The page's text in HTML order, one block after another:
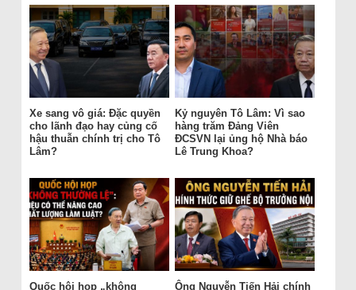
Xe sang vô giá: Đặc quyền
cho lãnh đạo hay củng cố
hậu thuẫn chính trị cho Tô
Lâm?
Kỷ nguyên Tô Lâm: Vì sao
hàng trăm Đảng Viên
ĐCSVN lại ủng hộ Nhà báo
Lê Trung Khoa?
Quốc hội họp „không
Ông Nguyễn Tiến Hải chính